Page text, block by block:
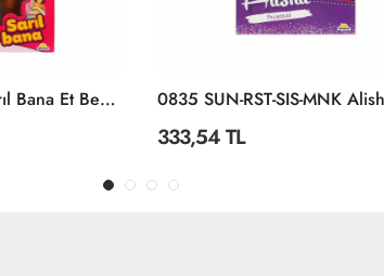
40052 Bebelou Sarıl Bana Et Bebek 40 Cm
333,54 TL